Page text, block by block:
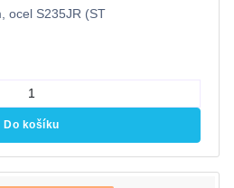
ocel S235JR (ST
Do košíku